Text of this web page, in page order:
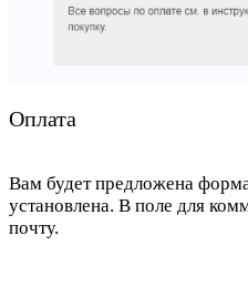
Оплата
Вам будет предложена
установлена. В поле для
почту.